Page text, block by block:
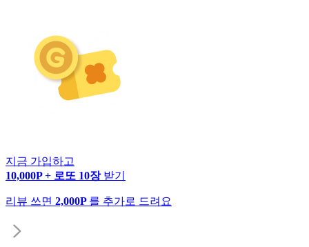
지금 가입하고
10,000P + 로또 10장 받기
리뷰 쓰면 2,000P 를 추가로 드려요